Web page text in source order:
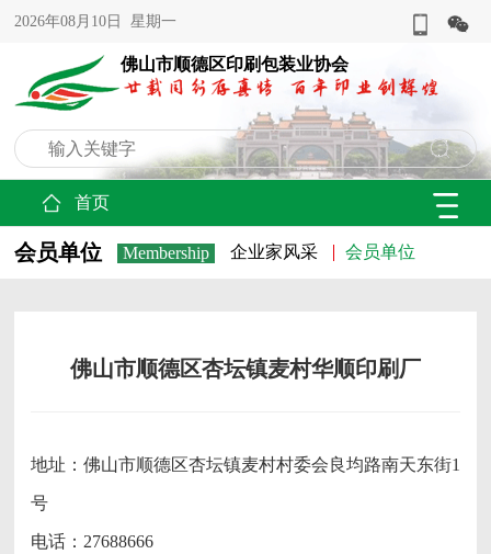
2026年08月10日 星期一
佛山市顺德区印刷包装业协会
首页
会员单位 Membership 企业家风采 会员单位
佛山市顺德区杏坛镇麦村华顺印刷厂
地址：佛山市顺德区杏坛镇麦村村委会良均路南天东街1
号
电话：27688666